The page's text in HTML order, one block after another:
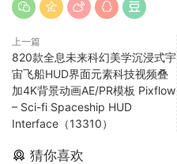
上一篇
820款全息未来科幻美学沉浸式宇
宙飞船HUD界面元素科技视频叠
加4K背景动画AE/PR模板 Pixflow
– Sci-fi Spaceship HUD
Interface（13310）
猜你喜欢